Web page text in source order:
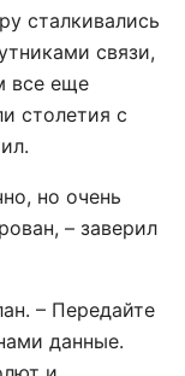
сталкивались
связи,
все еще
столетия с
но очень
– заверил
– Передайте
данные.